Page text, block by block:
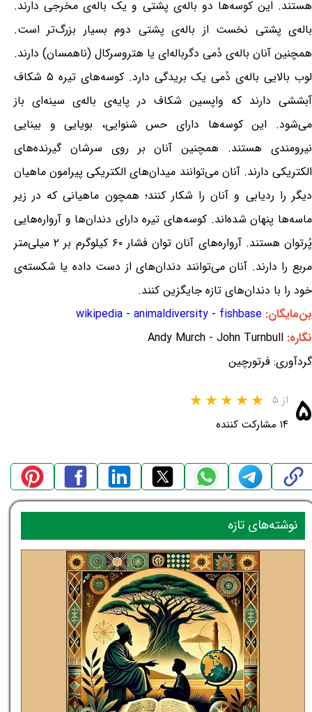
هستند. این کوسه‌ها دو باله‌ی پشتی و یک باله‌ی مخرجی دارند.
باله‌ی پشتی نخست از باله‌ی پشتی دوم بسیار بزرگ‌تر است.
همچنین آنان باله‌ی دُمی دگرباله‌ای یا هتروسرکال (ناهمسان) دارند.
لوب بالایی باله‌ی دُمی یک بریدگی دارد. کوسه‌های تیره ۵ شکاف
آبششی دارند که واپسین شکاف در پایه‌ی باله‌ی سینه‌ای باز
می‌شود. این کوسه‌ها دارای حس شنوایی، بویایی و بینایی
نیرومندی هستند. همچنین آنان بر روی سرشان گیرنده‌های
الکتریکی دارند. آنان می‌توانند میدان‌های الکتریکی پیرامون ماهیان
دیگر را ردیابی و آنان را شکار کنند؛ همچون ماهیانی که در زیر
ماسه‌ها پنهان شده‌اند. کوسه‌های تیره دارای دندان‌ها و آرواره‌هایی
پُرتوان هستند. آرواره‌های آنان توان فشار ۶۰ کیلوگرم بر ۲ میلی‌متر
مربع را دارند. آنان می‌توانند دندان‌های از دست داده یا شکسته‌ی
خود را با دندان‌های تازه جایگزین کنند.
بن‌مایگان:
wikipedia - animaldiversity - fishbase
نگاره: Andy Murch - John Turnbull
گردآوری: فرتورچین
۵ از ۵
۱۴ مشارکت کننده
نوشته‌های تازه